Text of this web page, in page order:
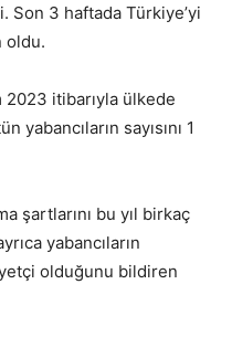
Son 3 haftada Türkiye’yi
oldu.
2023 itibarıyla ülkede
sayısını 1
şartlarını bu yıl birkaç
yabancıların
olduğunu bildiren